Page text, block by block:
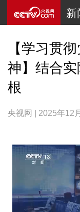
新
【学习贯
神】结合
根
央视网 | 2025年12